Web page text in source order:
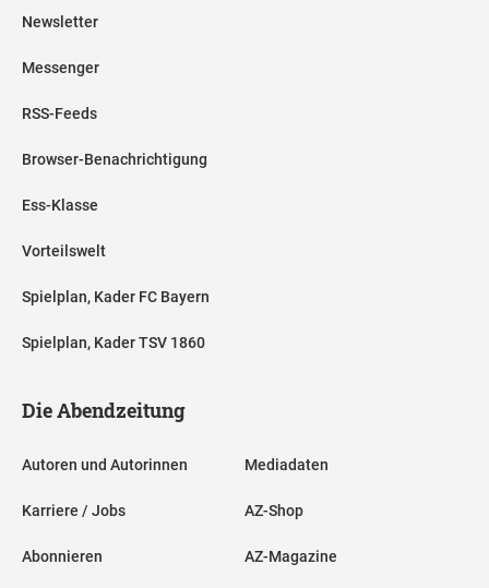
Newsletter
Messenger
RSS-Feeds
Browser-Benachrichtigung
Ess-Klasse
Vorteilswelt
Spielplan, Kader FC Bayern
Spielplan, Kader TSV 1860
Die Abendzeitung
Autoren und Autorinnen
Karriere / Jobs
Abonnieren
Mediadaten
AZ-Shop
AZ-Magazine